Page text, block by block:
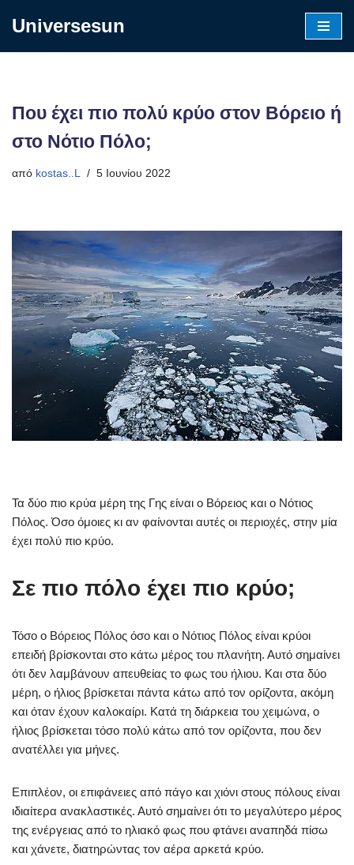
Universesun
Που έχει πιο πολύ κρύο στον Βόρειο ή
στο Νότιο Πόλο;
από kostas..L 5 Ιουνίου 2022
Τα δύο πιο κρύα μέρη της Γης είναι ο Βόρειος και ο Νότιος
Πόλος. Όσο όμοιες κι αν φαίνονται αυτές οι περιοχές, στην μία
έχει πολύ πιο κρύο.
Σε πιο πόλο έχει πιο κρύο;
Τόσο ο Βόρειος Πόλος όσο και ο Νότιος Πόλος είναι κρύοι
επειδή βρίσκονται στο κάτω μέρος του πλανήτη. Αυτό σημαίνει
ότι δεν λαμβάνουν απευθείας το φως του ήλιου. Και στα δύο
μέρη, ο ήλιος βρίσκεται πάντα κάτω από τον ορίζοντα, ακόμη
και όταν έχουν καλοκαίρι. Κατά τη διάρκεια του χειμώνα, ο
ήλιος βρίσκεται τόσο πολύ κάτω από τον ορίζοντα, που δεν
ανατέλλει για μήνες.
Επιπλέον, οι επιφάνειες από πάγο και χιόνι στους πόλους είναι
ιδιαίτερα ανακλαστικές. Αυτό σημαίνει ότι το μεγαλύτερο μέρος
της ενέργειας από το ηλιακό φως που φτάνει αναπηδά πίσω
και χάνετε, διατηρώντας τον αέρα αρκετά κρύο.